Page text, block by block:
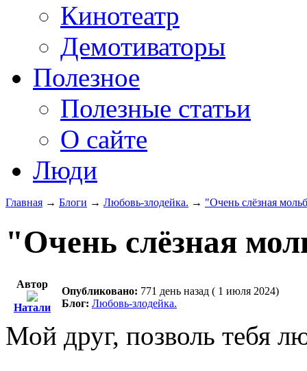
Кинотеатр
Демотиваторы
Полезное
Полезные статьи
О сайте
Люди
Главная → Блоги → Любовь-злодейка. → "Очень слёзная
"Очень слёзная
Автор
Натали
Опубликовано: 771 день назад ( 1 июля 2024)
Блог: Любовь-злодейка.
Мой друг, позволь тебя